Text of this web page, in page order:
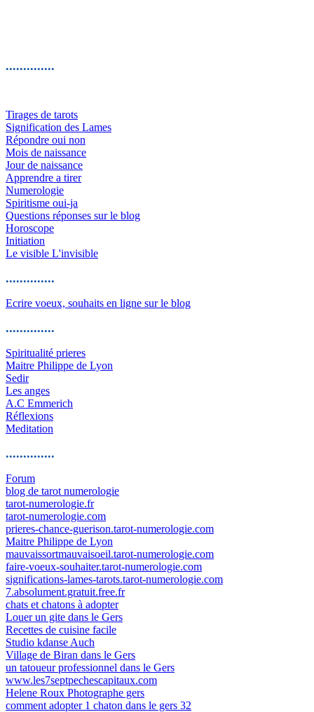
..............
Tirages de tarots
Signification des Lames
Répondre oui non
Mois de naissance
Jour de naissance
Apprendre a tirer
Numerologie
Spiritisme oui-ja
Questions réponses sur le blog
Horoscope
Initiation
Le visible L'invisible
..............
Ecrire voeux, souhaits en ligne sur le blog
..............
Spiritualité prieres
Maitre Philippe de Lyon
Sedir
Les anges
A.C Emmerich
Réflexions
Meditation
..............
Forum
blog de tarot numerologie
tarot-numerologie.fr
tarot-numerologie.com
prieres-chance-guerison.tarot-numerologie.com
Maitre Philippe de Lyon
mauvaissortmauvaisoeil.tarot-numerologie.com
faire-voeux-souhaiter.tarot-numerologie.com
significations-lames-tarots.tarot-numerologie.com
7.absolument.gratuit.free.fr
chats et chatons à adopter
Louer un gite dans le Gers
Recettes de cuisine facile
Studio kdanse Auch
Village de Biran dans le Gers
un tatoueur professionnel dans le Gers
www.les7septpechescapitaux.com
Helene Roux Photographe gers
comment adopter 1 chaton dans le gers 32